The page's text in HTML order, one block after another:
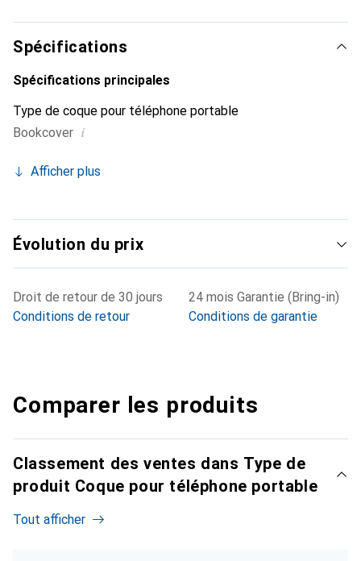
internationalement pour ses produits de haute qualité et
constitue un choix fiable pour une clientèle exigeante.
Spécifications
Spécifications principales
Type de coque pour téléphone portable
Bookcover i
Afficher plus
Évolution du prix
Droit de retour de 30 jours
Conditions de retour
24 mois Garantie (Bring-in)
Conditions de garantie
Comparer les produits
Classement des ventes dans Type de
produit Coque pour téléphone portable
Tout afficher